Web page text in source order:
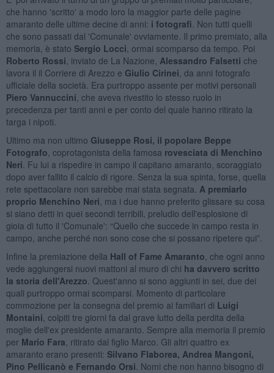
che hanno 'scritto' a modo loro la maggior parte delle pagine
amaranto delle ultime decine di anni: i fotografi . Non tutti quelli
che sono passati dal 'Comunale' ovviamente. Il primo premiato, alla
memoria, è stato Sergio Locci , ormai scomparso da tempo. Poi
Roberto Rossi , inviato de La Nazione, Alessandro Falsetti che
lavora il il Corriere di Arezzo e Giulio Cirinei , da anni fotografo
ufficiale della società. Era purtroppo assente per motivi personali
Piero Vannuccini , che aveva rivestito lo stesso ruolo in
precedenza per tanti anni e per conto del quale hanno ritirato la
targa i nipoti.
Ultimo ma non ultimo Giuseppe Rosi, il popolare Beppe
Fotografo , coprotagonista della famosa rovesciata di Menchino
Neri . Fu lui a rispedire in campo il capitano amaranto, scoraggiato
dopo aver fallito il calcio di rigore. Senza la sua spinta, forse, quella
rete spettacolare non sarebbe mai stata segnata. A premiarlo
proprio Menchino Neri , ma i due hanno preferito glissare su cosa
si siano detti in quei secondi terribili, preludio dell'esplosione di
gioia di tutto il 'Comunale': “Quello che succede in campo resta in
campo, anche perché non sono cose che si possano ripetere qui”.
Infine la premiazione della Hall of Fame Amaranto , che ogni anno
vede aggiungersi nuovi mattoni al muro di chi ha davvero scritto
la storia dell'Arezzo . Quest'anno si sono aggiunti in sei, due dei
quali purtroppo ormai scomparsi. Momento di particolare
commozione per la consegna del premio ai familiari di Luigi
Montaini , colpiti tre giorni fa dal grave lutto della perdita della
moglie dell'ex presidente amaranto. Sempre alla memoria il premio
per Mario Fara , ritirato dal figlio Marco. Gli altri quattro ex
amaranto erano presenti: Silvano Flaborea, Andrea Mangoni,
Pino Pellicanò e Fernando Orsi . Nomi che non hanno bisogno di